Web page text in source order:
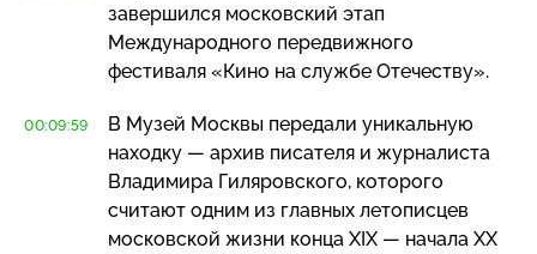
завершился московский этап
Международного передвижного
фестиваля «Кино на службе Отечеству».
00:09:59
В Музей Москвы передали уникальную
находку — архив писателя и журналиста
Владимира Гиляровского, которого
считают одним из главных летописцев
московской жизни конца XIX — начала XX